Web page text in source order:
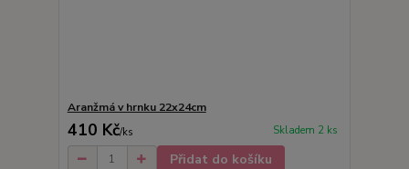
Aranžmá v hrnku 22x24cm
410 Kč/ks Skladem 2 ks
Přidat do košíku